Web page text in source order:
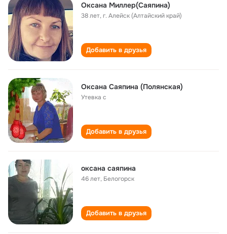
Оксана Миллер(Саяпина)
38 лет,г. Алейск (Алтайский край)
Добавить в друзья
Оксана Саяпина (Полянская)
Утевка с
Добавить в друзья
оксана саяпина
46 лет, Белогорск
Добавить в друзья